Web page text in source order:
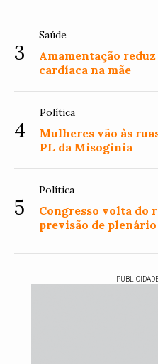
3
Saúde
Amamentação
cardíaca na mãe
4
Política
Mulheres vão às
PL da Misoginia
5
Política
Congresso volta do
previsão de plenário